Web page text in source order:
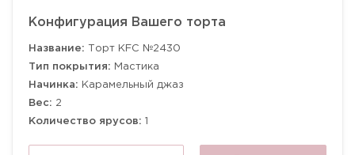
Конфигурация Вашего торта
Название: Торт KFC №2430
Тип покрытия: Мастика
Начинка: Карамельный джаз
Вес: 2
Количество ярусов: 1